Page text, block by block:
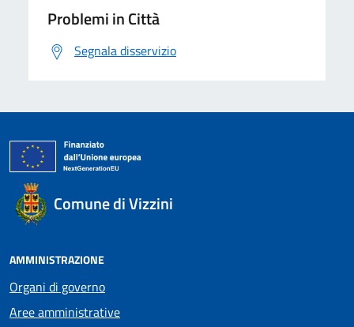
Problemi in Città
Segnala disservizio
Comune di Vizzini
AMMINISTRAZIONE
Organi di governo
Aree amministrative